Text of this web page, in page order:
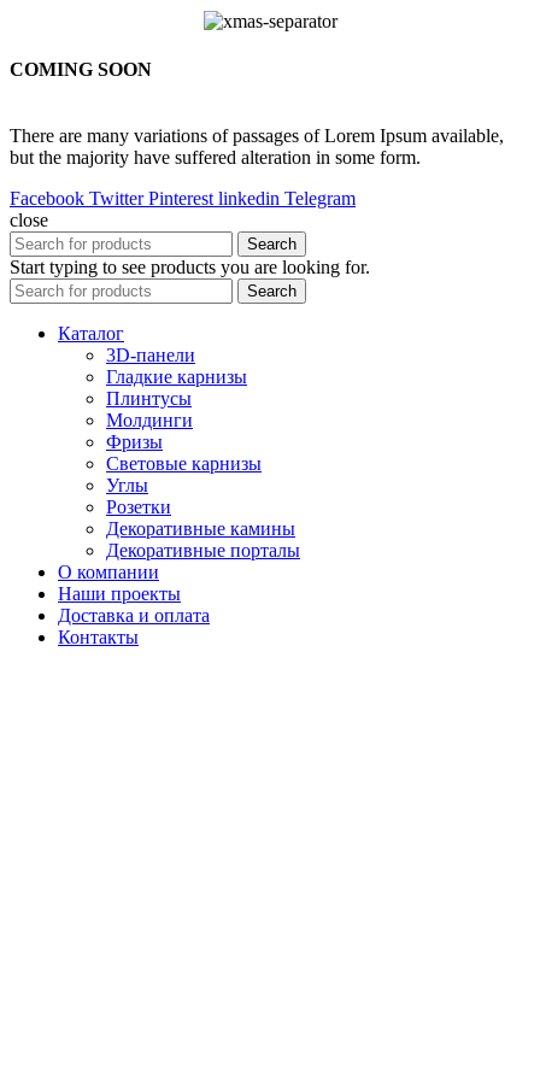
COMING SOON
There are many variations of passages of Lorem Ipsum available,
but the majority have suffered alteration in some form.
Facebook Twitter Pinterest linkedin Telegram
close
Search
Start typing to see products you are looking for.
Search
Каталог
3D-панели
Гладкие карнизы
Плинтусы
Молдинги
Фризы
Световые карнизы
Углы
Розетки
Декоративные камины
Декоративные порталы
О компании
Наши проекты
Доставка и оплата
Контакты